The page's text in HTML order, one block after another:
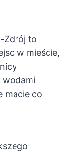
Zdrój to
w mieście,
wodami
macie co